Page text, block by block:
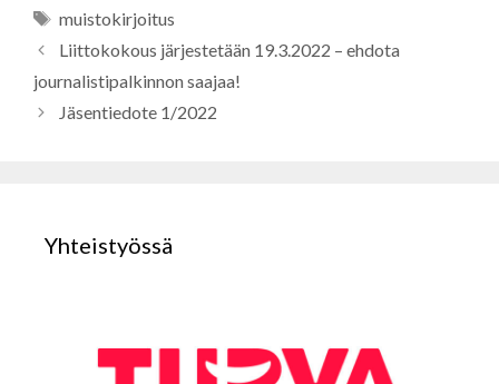
Avainsanat
muistokirjoitus
Liittokokous järjestetään 19.3.2022 – ehdota
journalistipalkinnon saajaa!
Jäsentiedote 1/2022
Yhteistyössä